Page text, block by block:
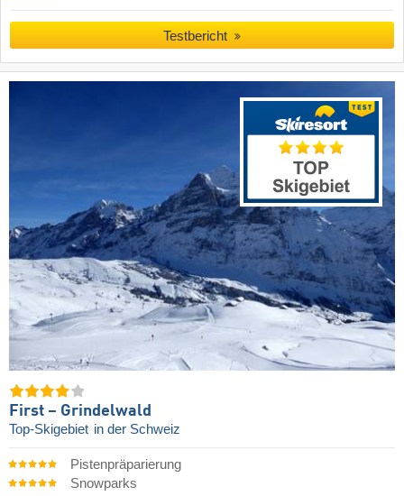
Testbericht
First – Grindelwald
Top-Skigebiet in der Schweiz
Pistenpräparierung
Snowparks